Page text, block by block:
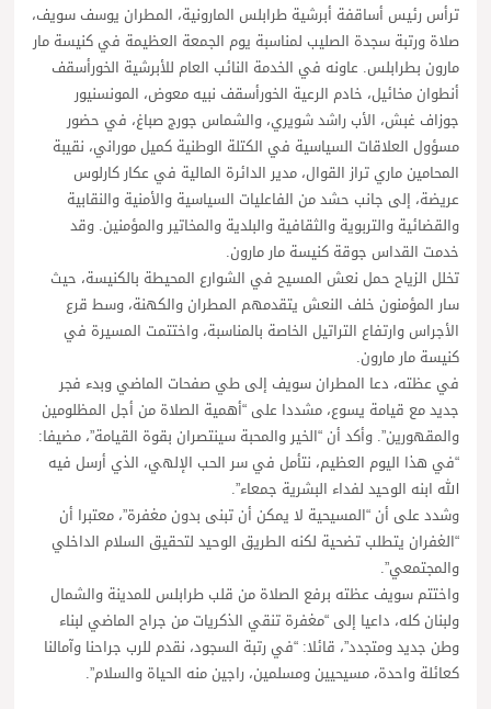
ترأس رئيس أساقفة أبرشية طرابلس المارونية، المطران يوسف سويف،
صلاة ورتبة سجدة الصليب لمناسبة يوم الجمعة العظيمة في كنيسة مار
مارون بطرابلس. عاونه في الخدمة النائب العام للأبرشية الخورأسقف
أنطوان مخائيل، خادم الرعية الخورأسقف نبيه معوض، المونسنيور
جوزاف غبش، الأب راشد شويري، والشماس جورج صباغ، في حضور
مسؤول العلاقات السياسية في الكتلة الوطنية كميل موراني، نقيبة
المحامين ماري تراز القوال، مدير الدائرة المالية في عكار كارلوس
عريضة، إلى جانب حشد من الفاعليات السياسية والأمنية والنقابية
والقضائية والتربوية والثقافية والبلدية والمخاتير والمؤمنين. وقد
خدمت القداس جوقة كنيسة مار مارون.
تخلل الزياح حمل نعش المسيح في الشوارع المحيطة بالكنيسة، حيث
سار المؤمنون خلف النعش يتقدمهم المطران والكهنة، وسط قرع
الأجراس وارتفاع التراتيل الخاصة بالمناسبة، واختتمت المسيرة في
كنيسة مار مارون.
في عظته، دعا المطران سويف إلى طي صفحات الماضي وبدء فجر
جديد مع قيامة يسوع، مشددا على “أهمية الصلاة من أجل المظلومين
والمقهورين”. وأكد أن “الخير والمحبة سينتصران بقوة القيامة”، مضيفا:
“في هذا اليوم العظيم، نتأمل في سر الحب الإلهي، الذي أرسل فيه
الله ابنه الوحيد لفداء البشرية جمعاء”.
وشدد على أن “المسيحية لا يمكن أن تبنى بدون مغفرة”، معتبرا أن
“الغفران يتطلب تضحية لكنه الطريق الوحيد لتحقيق السلام الداخلي
والمجتمعي”.
واختتم سويف عظته برفع الصلاة من قلب طرابلس للمدينة والشمال
ولبنان كله، داعيا إلى “مغفرة تنقي الذكريات من جراح الماضي لبناء
وطن جديد ومتجدد”، قائلا: “في رتبة السجود، نقدم للرب جراحنا وآمالنا
كعائلة واحدة، مسيحيين ومسلمين، راجين منه الحياة والسلام”.